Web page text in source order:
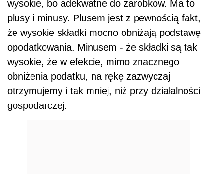
wysokie, bo adekwatne do zarobków. Ma to
plusy i minusy. Plusem jest z pewnością fakt,
że wysokie składki mocno obniżają podstawę
opodatkowania. Minusem - że składki są tak
wysokie, że w efekcie, mimo znacznego
obniżenia podatku, na rękę zazwyczaj
otrzymujemy i tak mniej, niż przy działalności
gospodarczej.